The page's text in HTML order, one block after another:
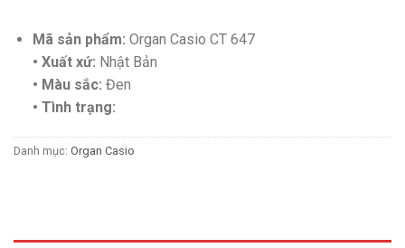
Mã sản phẩm: Organ Casio CT 647
• Xuất xứ: Nhật Bản
• Màu sắc: Đen
• Tình trạng:
Danh mục: Organ Casio